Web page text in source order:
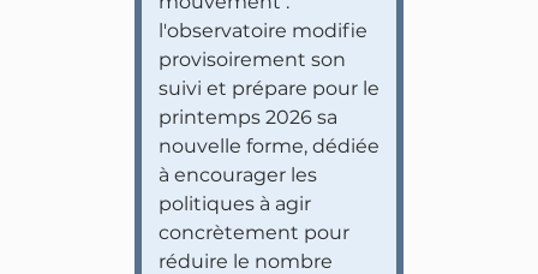
l'observatoire modifie
provisoirement son
suivi et prépare pour le
printemps 2026 sa
nouvelle forme, dédiée
à encourager les
politiques à agir
concrètement pour
réduire le nombre